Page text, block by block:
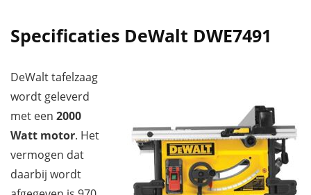
Specificaties DeWalt DWE7491
DeWalt tafelzaag
wordt geleverd
met een 2000
Watt motor. Het
vermogen dat
daarbij wordt